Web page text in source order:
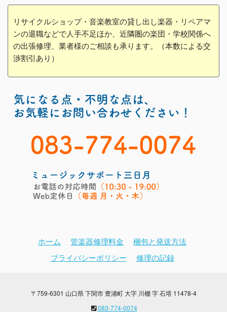
リサイクルショップ・音楽教室の貸し出し楽器・リペアマ
ンの退職などで人手不足ほか、近隣圏の楽団・学校関係へ
の出張修理、業者様のご相談も承ります。（本数による交
渉割引あり）
ホーム 管楽器修理料金
梱包と発送方法
プライバシーポリシー
修理の記録
〒759-6301 山口県 下関市 豊浦町 大字 川棚 字 石塔 11478-4
083-774-0074